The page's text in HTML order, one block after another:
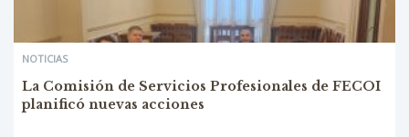
NOTICIAS
La Comisión de Servicios Profesionales de FECOI
planificó nuevas acciones